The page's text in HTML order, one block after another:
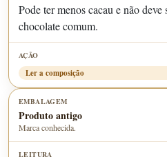
Pode ter menos cacau e não
chocolate comum.
Ler a composição
Produto antigo
Marca conhecida.